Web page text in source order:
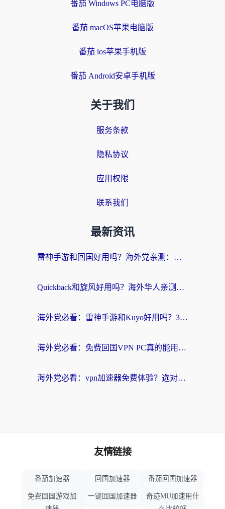
番茄 Windows PC电脑版
番茄 macOS苹果电脑版
番茄 ios苹果手机版
番茄 Android安卓手机版
关于我们
服务条款
隐私协议
应用权限
联系我们
最新资讯
雷神手游和回国好用吗？海外党亲测：选对加速器才能无缝刷剧打游戏
Quickback和旋风好用吗？海外华人亲测：选对回国加速器才能无缝看央视5
海外党必看：雷神手游和Kuyo好用吗？3款回国加速器实测+避坑指南
海外党必看：免费回国VPN PC真的能用？附国内高速VPN选择全攻略
海外党必看：vpn加速器免费体验？选对回国加速器才能无缝刷国内剧玩国服
友情链接
番茄加速器 回国加速器 番茄回国加速器
免费回国游戏加
一键回国加速器
奇迹MU加速用什